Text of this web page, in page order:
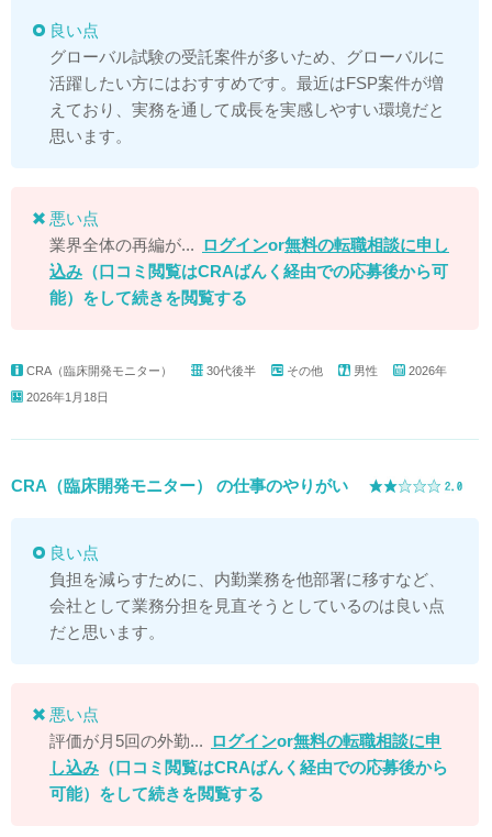
良い点
グローバル試験の受託案件が多いため、グローバルに
活躍したい方にはおすすめです。最近はFSP案件が増
えており、実務を通して成長を実感しやすい環境だと
思います。
悪い点
業界全体の再編が... ログインor無料の転職相談に申し
込み （口コミ閲覧はCRAばんく経由での応募後から可
能） をして続きを閲覧する
CRA（臨床開発モニター） 30代後半 その他 男性
2026年
2026年1月18日
CRA（臨床開発モニター） の仕事のやりがい
良い点
負担を減らすために、内勤業務を他部署に移すなど、
会社として業務分担を見直そうとしているのは良い点
だと思います。
悪い点
評価が月5回の外勤... ログインor無料の転職相談に申
し込み （口コミ閲覧はCRAばんく経由での応募後から
可能） をして続きを閲覧する